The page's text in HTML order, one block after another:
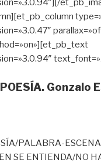
Gonzalo
PALABRA-
SE ENTIENDA/NO